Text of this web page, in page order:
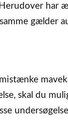
har
gælder
skal du